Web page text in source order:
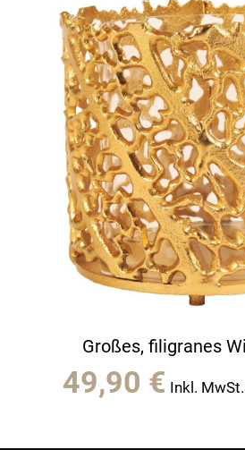
Großes, filigranes
49,90 € Inkl.